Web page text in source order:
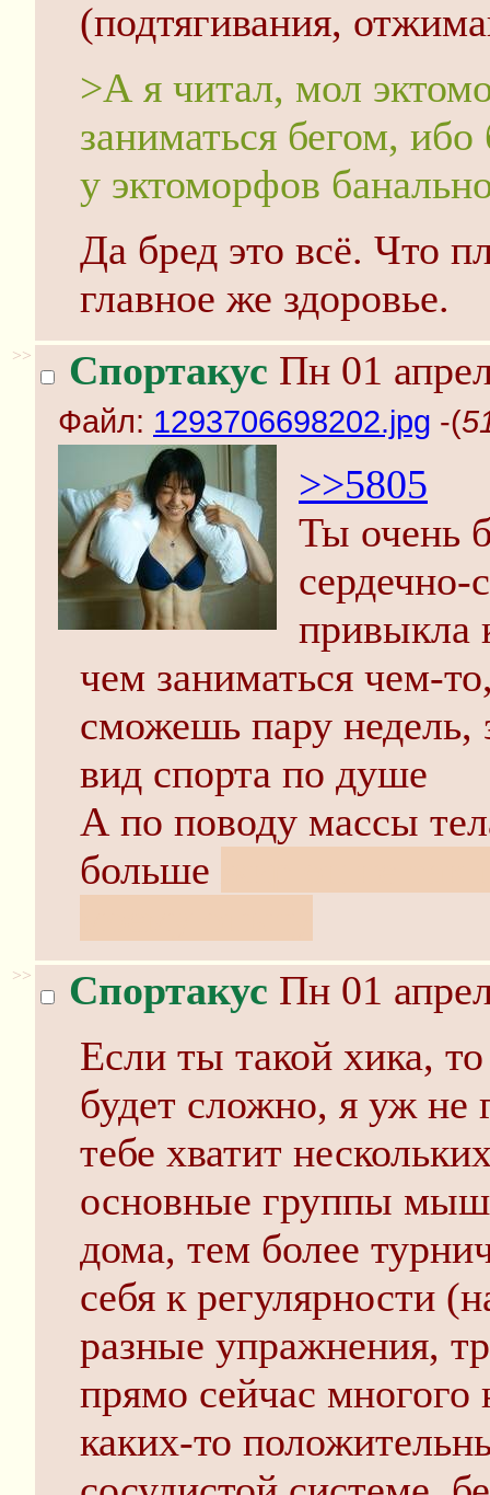
(подтягивания,
>А я читал, мол
заниматься бегом,
у эктоморфов
Да бред это всё. Что
главное же здоровье.
>> Спортакус Пн 01
Файл: 1293706698202.jpg -(
>>5805
Ты очень
сердечно-
привыкла
чем заниматься чем-
сможешь пару недель,
вид спорта по душе
А по поводу массы
больше
>> Спортакус Пн 01
Если ты такой хика, то
будет сложно, я уж не
тебе хватит
основные группы
дома, тем более
себя к регулярности
разные упражнения,
прямо сейчас многого
каких-то